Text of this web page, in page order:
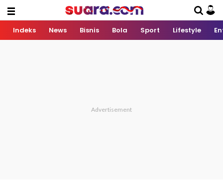
Indeks News Bisnis Bola Sport Lifestyle